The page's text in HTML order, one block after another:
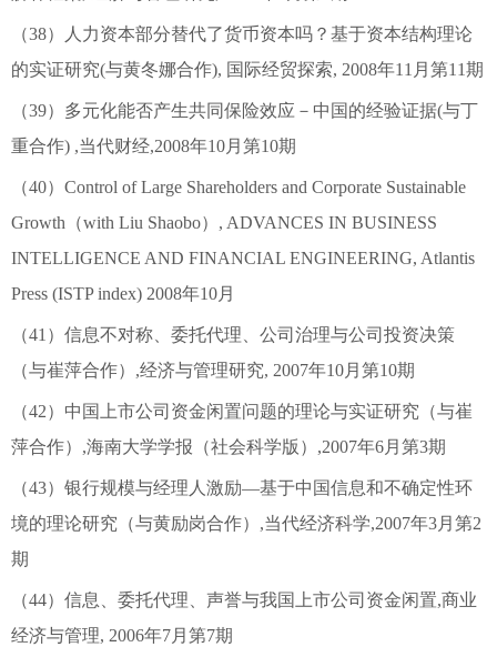
（38）人力资本部分替代了货币资本吗？基于资本结构理论
的实证研究(与黄冬娜合作), 国际经贸探索, 2008年11月第11期
（39）多元化能否产生共同保险效应－中国的经验证据(与丁
重合作) ,当代财经,2008年10月第10期
（40）Control of Large Shareholders and Corporate Sustainable
Growth（with Liu Shaobo）, ADVANCES IN BUSINESS
INTELLIGENCE AND FINANCIAL ENGINEERING, Atlantis
Press (ISTP index) 2008年10月
（41）信息不对称、委托代理、公司治理与公司投资决策
（与崔萍合作）,经济与管理研究, 2007年10月第10期
（42）中国上市公司资金闲置问题的理论与实证研究（与崔
萍合作）,海南大学学报（社会科学版）,2007年6月第3期
（43）银行规模与经理人激励—基于中国信息和不确定性环
境的理论研究（与黄励岗合作）,当代经济科学,2007年3月第2
期
（44）信息、委托代理、声誉与我国上市公司资金闲置,商业
经济与管理, 2006年7月第7期